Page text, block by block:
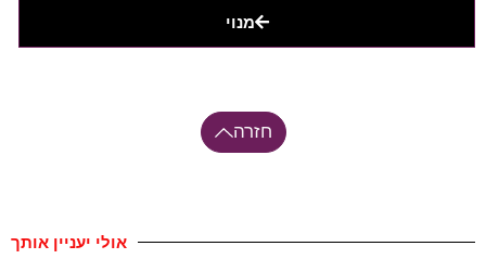
מנוי
חזרה
אולי יעניין אותך